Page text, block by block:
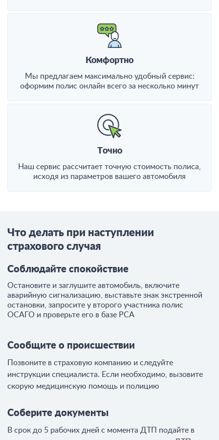
Комфортно
Мы предлагаем максимально удобный сервис:
оформим полис онлайн всего за несколько минут
Точно
Наш сервис рассчитает точную стоимость полиса,
исходя из параметров вашего автомобиля
Что делать при наступлении
страхового случая
Соблюдайте спокойствие
Остановите и заглушите автомобиль, включите
аварийную сигнализацию, выставьте знак экстренной
остановки, запросите у второго участника полис
ОСАГО и проверьте его в базе РСА
Сообщите о происшествии
Позвоните в страховую компанию и следуйте
инструкции специалиста. Если необходимо, вызовите
скорую медицинскую помощь и полицию
Соберите документы
В срок до 5 рабочих дней с момента ДТП подайте в